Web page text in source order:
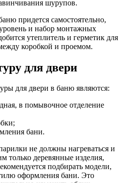
шурупов.
придется самостоятельно,
и набор монтажных
утеплитель и герметик для
коробкой и проемом.
для двери
для двери в баню являются:
в помывочное отделение
бани.
не должны нагреваться и
только деревянные изделия,
подбирать модели,
оформления бани. Это